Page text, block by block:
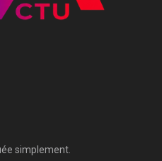
simplement.